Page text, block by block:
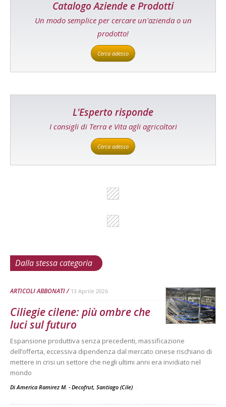
Catalogo Aziende e Prodotti
Un modo semplice per cercare un'azienda o un
prodotto!
Cerca adesso
L'Esperto risponde
I consigli di Terra e Vita agli agricoltori
Cerca adesso
Dalla stessa categoria
ARTICOLI ABBONATI 13 Aprile 2026
Ciliegie cilene: più ombre che
luci sul futuro
Espansione produttiva senza precedenti, massificazione
dell’offerta, eccessiva dipendenza dal mercato cinese rischiano di
mettere in crisi un settore che negli ultimi anni era invidiato nel
mondo
Di America Ramirez M. - Decofrut, Santiago (Cile) -